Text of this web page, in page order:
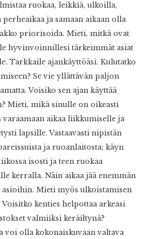
ruokaa, leikkiä, ulkoilla,
ja samaan aikaan olla
priorisoida. Mieti, mitkä ovat
hyvinvoinnillesi tärkeimmät asiat
Tarkkaile ajankäyttöäsi. Kulutatko
Se vie yllättävän paljon
Voisiko sen ajan käyttää
Mieti, mikä sinulle on oikeasti
varaamaan aikaa liikkumiselle ja
lapsille. Vastaavasti nipistän
ja ruoanlaitosta; käyn
isosti ja teen ruokaa
kerralla. Näin aikaa jää enemmän
Mieti myös ulkoistamisen
kenties helpottaa arkeasi
valmiiksi keräiltynä?
voi olla kokonaiskuvaan valtava